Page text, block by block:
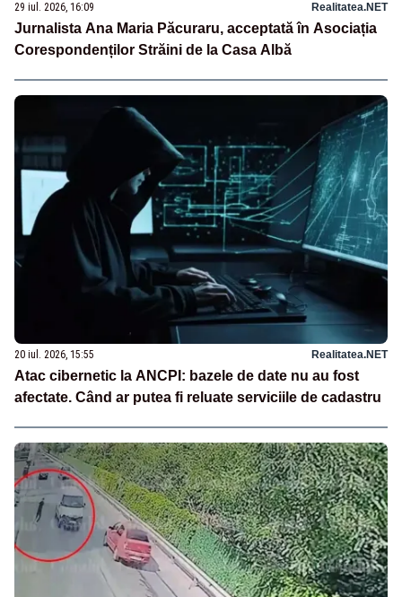
29 iul. 2026, 16:09 Realitatea.NET
Jurnalista Ana Maria Păcuraru, acceptată în Asociația
Corespondenților Străini de la Casa Albă
20 iul. 2026, 15:55 Realitatea.NET
Atac cibernetic la ANCPI: bazele de date nu au fost
afectate. Când ar putea fi reluate serviciile de cadastru